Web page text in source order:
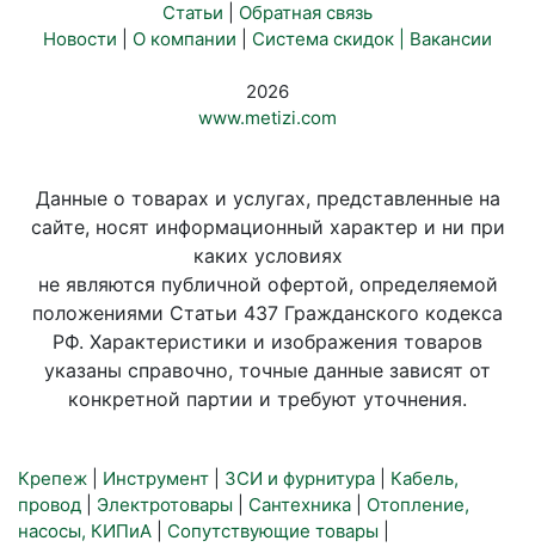
Статьи
Обратная связь
Новости
О компании Система скидок | Вакансии
2026
www.metizi.com
Данные о товарах и услугах, представленные на
сайте, носят информационный характер и ни при
каких условиях
не являются публичной офертой, определяемой
положениями Статьи 437 Гражданского кодекса
РФ. Характеристики и изображения товаров
указаны справочно, точные данные зависят от
конкретной партии и требуют уточнения.
Крепеж Инструмент ЗСИ и фурнитура
Кабель,
провод
Электротовары Сантехника
Отопление,
насосы, КИПиА
Сопутствующие товары